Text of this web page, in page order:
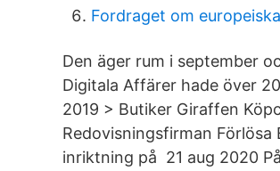
Fordraget om
Den äger rum i september
Digitala Affärer hade över
2019 > Butiker Giraffen
Redovisningsfirman
inriktning på 21 aug 2020